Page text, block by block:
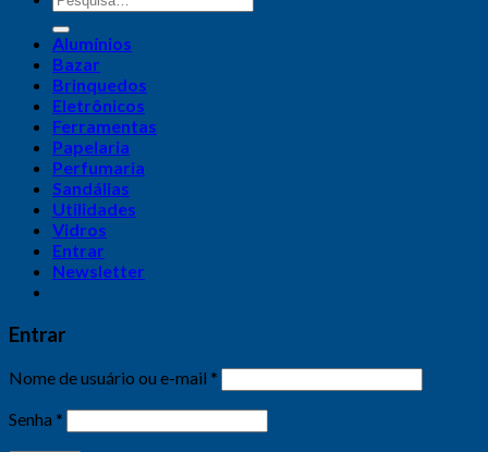
Alumínios
Bazar
Brinquedos
Eletrônicos
Ferramentas
Papelaria
Perfumaria
Sandálias
Utilidades
Vidros
Entrar
Newsletter
Entrar
Nome de usuário ou e-mail *
Senha *